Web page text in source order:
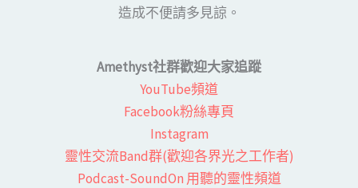
造成不便請多見諒。
Amethyst社群歡迎大家追蹤
YouTube頻道
Facebook粉絲專頁​
Instagram
靈性交流Band群(歡迎各界光之工作者)​
Podcast-SoundOn 用聽的靈性頻道